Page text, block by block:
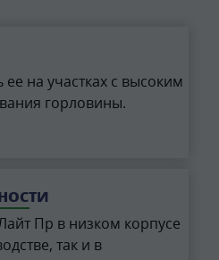
на участках с высоким
горловины.
Пр в низком корпусе
так и в